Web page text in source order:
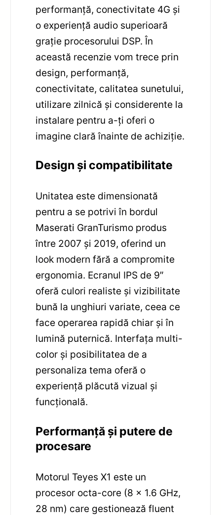
performanță, conectivitate 4G și
o experiență audio superioară
grație procesorului DSP. În
această recenzie vom trece prin
design, performanță,
conectivitate, calitatea sunetului,
utilizare zilnică și considerente la
instalare pentru a-ți oferi o
imagine clară înainte de achiziție.
Design și compatibilitate
Unitatea este dimensionată
pentru a se potrivi în bordul
Maserati GranTurismo produs
între 2007 și 2019, oferind un
look modern fără a compromite
ergonomia. Ecranul IPS de 9″
oferă culori realiste și vizibilitate
bună la unghiuri variate, ceea ce
face operarea rapidă chiar și în
lumină puternică. Interfața multi-
color și posibilitatea de a
personaliza tema oferă o
experiență plăcută vizual și
funcțională.
Performanță și putere de
procesare
Motorul Teyes X1 este un
procesor octa-core (8 x 1.6 GHz,
28 nm) care gestionează fluent